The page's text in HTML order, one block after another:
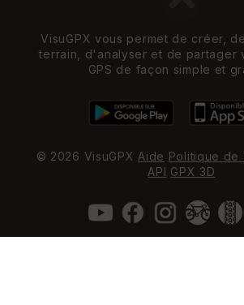
VisuGPX vous permet de créer,
terrain, d'analyser et de partager
GPS de façon simple et
© 2026 VisuGPX Aide Politique de
API GPX 3D